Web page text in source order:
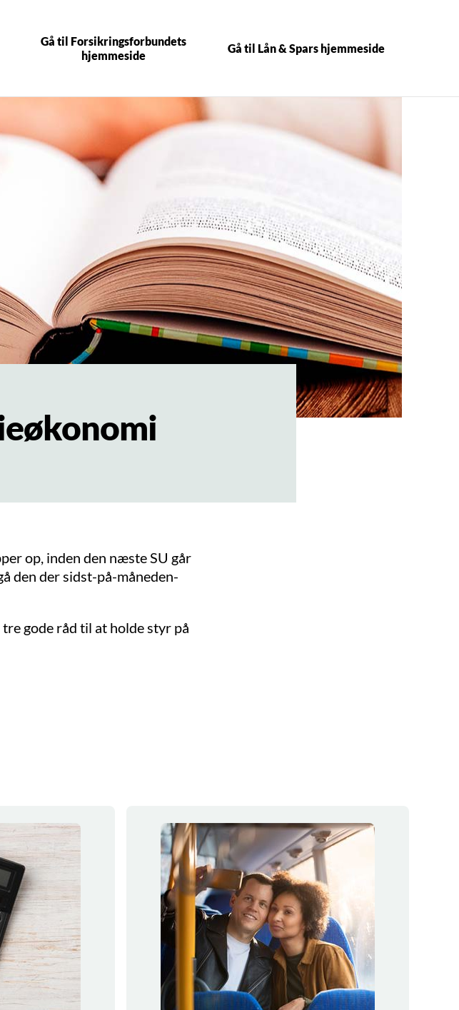
Gå til Forsikringsforbundets
hjemmeside
Gå til Lån & Spars hjemmeside
op, inden den næste SU går
den der sidst-på-måneden-
gode råd til at holde styr på